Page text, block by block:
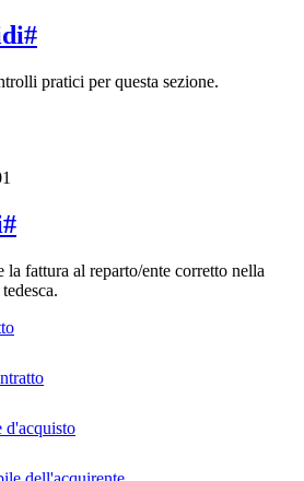
#
pratici per questa sezione.
#
la fattura al reparto/ente corretto nella
d'acquisto